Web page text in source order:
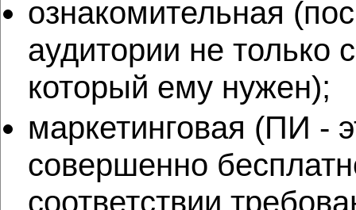
ознакомительная
аудитории не только
который ему нужен);
маркетинговая (ПИ -
совершенно
соответствии